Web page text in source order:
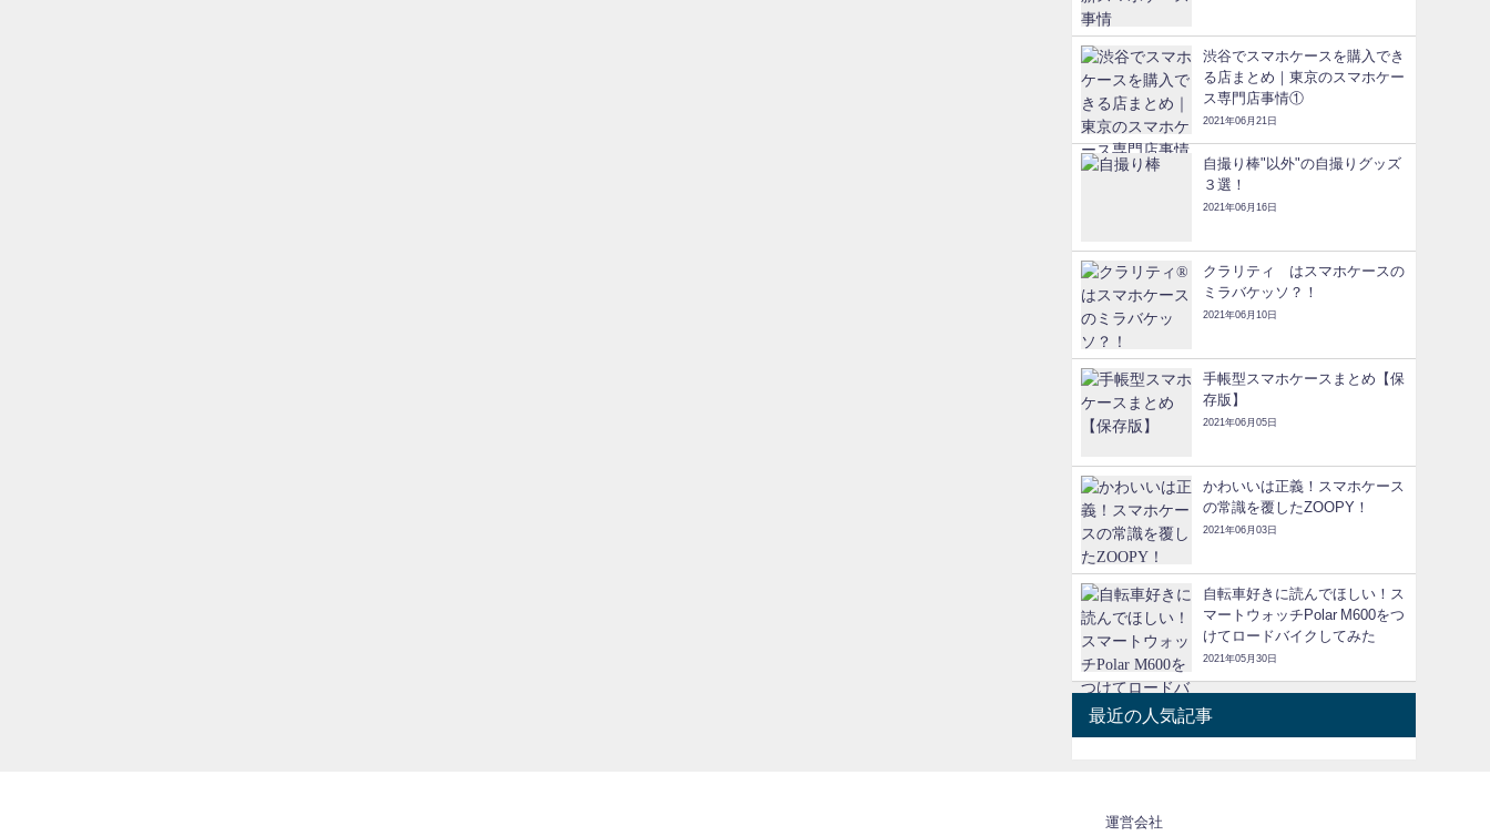
渋谷でスマホケースを購入でき
る店まとめ｜東京のスマホケー
ス専門店事情①
2021年06月21日
自撮り棒"以外"の自撮りグッズ
３選！
2021年06月16日
クラリティ®はスマホケースの
ミラバケッソ？！
2021年06月10日
手帳型スマホケースまとめ【保
存版】
2021年06月05日
かわいいは正義！スマホケース
の常識を覆したZOOPY！
2021年06月03日
自転車好きに読んでほしい！ス
マートウォッチPolar M600をつ
けてロードバイクしてみた
2021年05月30日
最近の人気記事
運営会社